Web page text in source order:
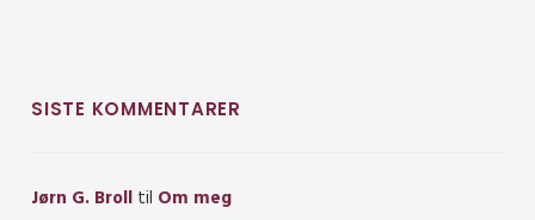
SISTE KOMMENTARER
Jørn G. Broll til Om meg